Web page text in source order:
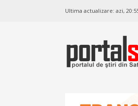
Ultima actualizare: azi,